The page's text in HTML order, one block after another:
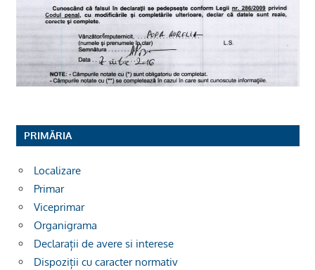
PRIMĂRIA
Localizare
Primar
Viceprimar
Organigrama
Declarații de avere si interese
Dispoziții cu caracter normativ